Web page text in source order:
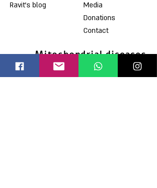
Ravit's blog
Media
Donations
Contact
Mitochondrial diseases
What is a mitochondrial